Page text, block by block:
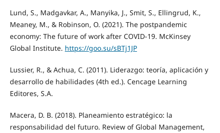
Lund, S., Madgavkar, A., Manyika, J., Smit, S., Ellingrud, K.,
Meaney, M., & Robinson, O. (2021). The postpandemic
economy: The future of work after COVID-19. McKinsey
Global Institute. https://goo.su/sBTj1JP
Lussier, R., & Achua, C. (2011). Liderazgo: teoría, aplicación y
desarrollo de habilidades (4th ed.). Cencage Learning
Editores, S.A.
Macera, D. B. (2018). Planeamiento estratégico: la
responsabilidad del futuro. Review of Global Management,